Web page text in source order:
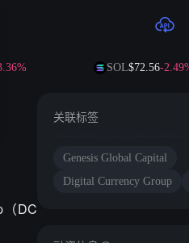
SOL$72.56-2.49%
DC
关联标签
Genesis Global Capital
Digital Currency Group